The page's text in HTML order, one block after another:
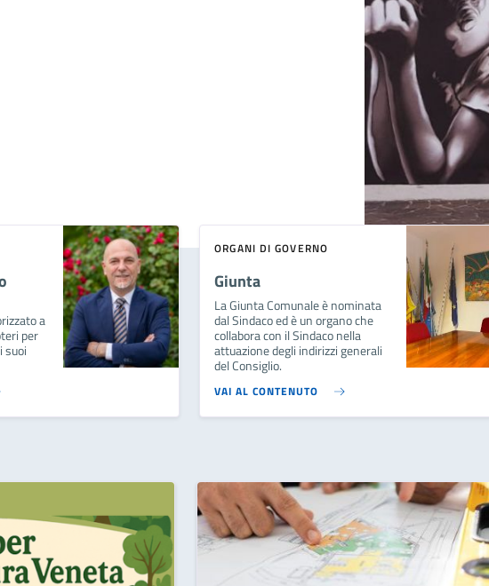
a
per
suoi
ORGANI DI GOVERNO
Giunta
La Giunta Comunale è nominata
dal Sindaco ed è un organo che
collabora con il Sindaco nella
attuazione degli indirizzi generali
del Consiglio.
VAI AL CONTENUTO